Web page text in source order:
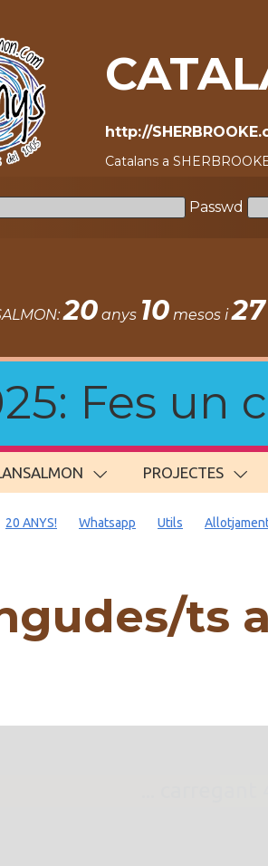
http://
Catalans a
Passwd
20 anys 10 mesos i27
Fes un
PROJECTES
20 ANYS! Whatsapp Utils
ts a